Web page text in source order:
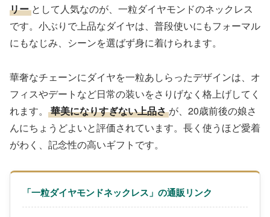
リー として人気なのが、一粒ダイヤモンドのネックレス
です。小ぶりで上品なダイヤは、普段使いにもフォーマル
にもなじみ、シーンを選ばず身に着けられます。
華奢なチェーンにダイヤを一粒あしらったデザインは、オ
フィスやデートなど日常の装いをさりげなく格上げしてく
れます。
華美になりすぎない上品さ が、20歳前後の娘さ
んにちょうどよいと評価されています。長く使うほど愛着
がわく、記念性の高いギフトです。
「一粒ダイヤモンドネックレス」の通販リンク